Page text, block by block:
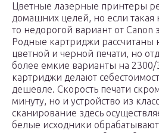
Цветные лазерные принтеры
домашних целей, но если такая
то недорогой вариант от
Родные картриджи рассчитаны
цветной и черной печати, но
более емкие варианты на 2300/
картриджи делают
дешевле. Скорость печати
минуту, но и устройство из
сканирование здесь
белые исходники